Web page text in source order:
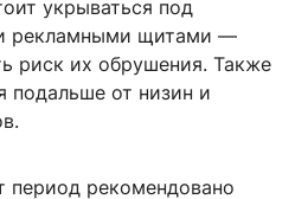
укрываться под
рекламными щитами —
риск их обрушения. Также
подальше от низин и
период рекомендовано